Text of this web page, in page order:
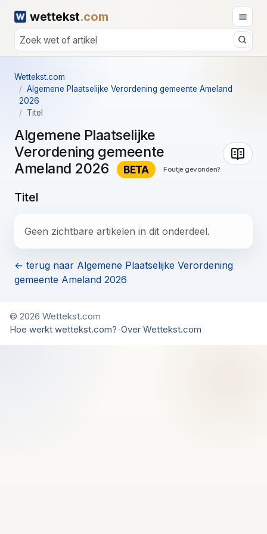
wettekst.com
Wettekst.com
Algemene Plaatselijke Verordening gemeente Ameland
2026
Titel
Algemene Plaatselijke
Verordening gemeente
Ameland 2026
BETA Foutje gevonden?
Titel
Geen zichtbare artikelen in dit onderdeel.
← terug naar Algemene Plaatselijke Verordening
gemeente Ameland 2026
© 2026 Wettekst.com
Hoe werkt wettekst.com? ·Over Wettekst.com